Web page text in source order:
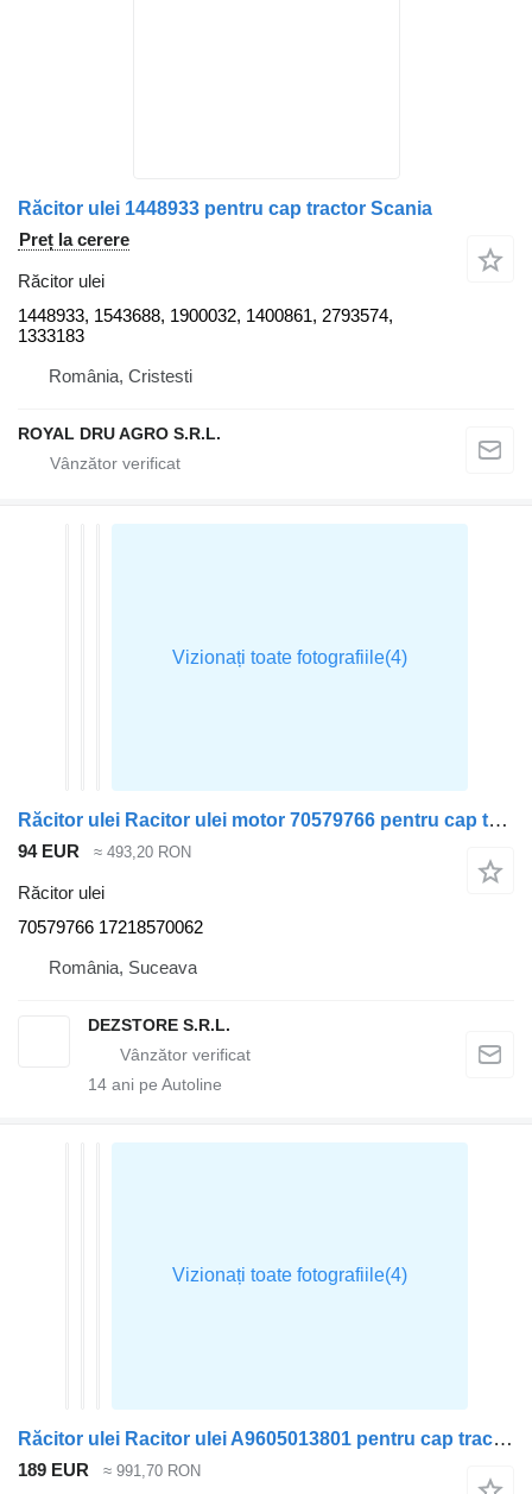
Răcitor ulei 1448933 pentru cap tractor Scania
Preț la cerere
Răcitor ulei
1448933, 1543688, 1900032, 1400861, 2793574,
1333183
România, Cristesti
ROYAL DRU AGRO S.R.L.
Răcitor ulei Racitor ulei motor 70579766 pentru cap tractor BMW X7
94 EUR ≈ 493,20 RON
Răcitor ulei
70579766 17218570062
România, Suceava
DEZSTORE S.R.L.
14 ani pe Autoline
Răcitor ulei Racitor ulei A9605013801 pentru cap tractor Mercedes-Benz ACTROS MP4
189 EUR ≈ 991,70 RON